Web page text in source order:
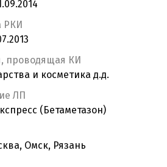
РКИ
проводящая КИ
и косметика д.д.
ЛП
(Бетаметазон)
Омск, Рязань